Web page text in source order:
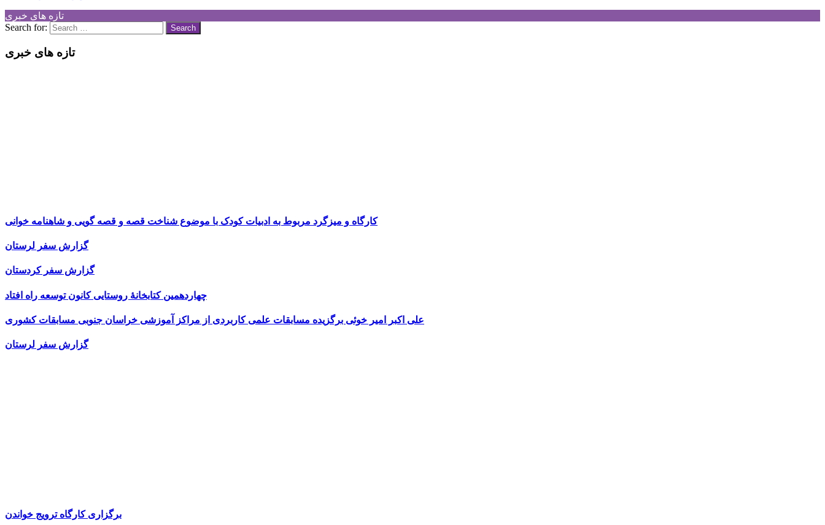
تازه های خبری
Search for:
تازه های خبری
کارگاه و میزگرد مربوط به ادبیات کودک با موضوع شناخت قصه و قصه گویی و شاهنامه خوانی
گزارش سفر لرستان
گزارش سفر کردستان
چهاردهمین کتابخانۀ روستایی کانون توسعه راه افتاد
علی اکبر امیر خوئی برگزیده مسابقات علمی کاربردی از مراکز آموزشی خراسان جنوبی مسابقات کشوری
گزارش سفر لرستان
برگزاری کارگاه ترویج خواندن